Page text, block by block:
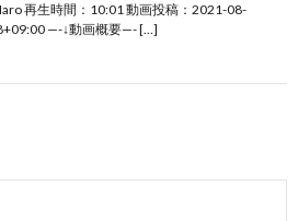
再生時間：10:01 動画投稿：2021-08-
—-↓動画概要—- […]